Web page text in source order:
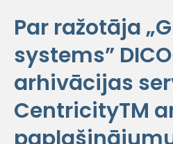
Par ražotāja
systems”
arhivācijas
CentricityTM